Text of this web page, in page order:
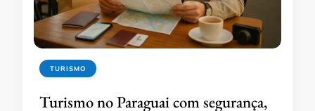
TURISMO
Turismo no Paraguai com segurança,